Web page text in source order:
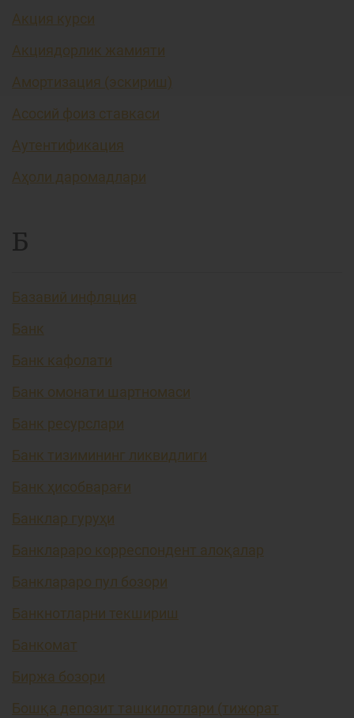
Акция курси
Акциядорлик жамияти
Амортизация (эскириш)
Асосий фоиз ставкаси
Аутентификация
Аҳоли даромадлари
Б
Базавий инфляция
Банк
Банк кафолати
Банк омонати шартномаси
Банк ресурслари
Банк тизимининг ликвидлиги
Банк ҳисобварағи
Банклар гуруҳи
Банклараро корреспондент алоқалар
Банклараро пул бозори
Банкнотларни текшириш
Банкомат
Биржа бозори
Бошқа депозит ташкилотлари (тижорат